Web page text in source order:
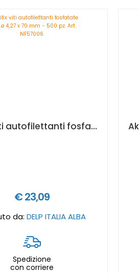
Akifix viti autofilettanti fosfatate nere ø 4,27 x 70 mm - 500 pz. Art. NF57006
€ 23,09
da:DELP ITALIA ALBA
Spedizione
con corriere